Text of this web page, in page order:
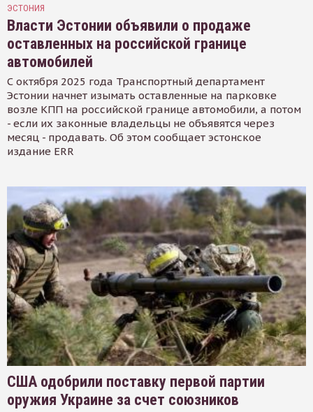
ЭСТОНИЯ
Власти Эстонии объявили о продаже
оставленных на российской границе
автомобилей
С октября 2025 года Транспортный департамент
Эстонии начнет изымать оставленные на парковке
возле КПП на российской границе автомобили, а потом
- если их законные владельцы не объявятся через
месяц - продавать. Об этом сообщает эстонское
издание ERR
США одобрили поставку первой партии
оружия Украине за счет союзников